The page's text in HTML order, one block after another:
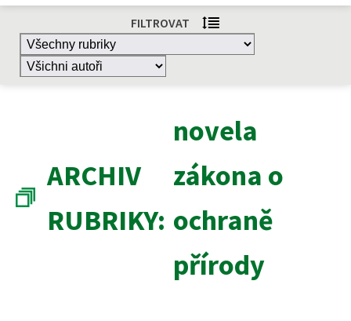
FILTROVAT
ARCHIV
RUBRIKY:
novela
zákona o
ochraně
přírody